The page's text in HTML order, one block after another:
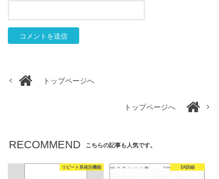
トップページへ
トップページへ
RECOMMEND こちらの記事も人気です。
リピート系発注機能 EA詳細